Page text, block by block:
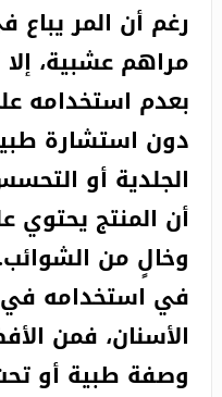
رغم أن المر
مراهم عشبية،
بعدم استخدامه
دون استشارة
الجلدية أو
أن المنتج
وخالٍ من
في استخدامه في
الأسنان، فمن
وصفة طبية أو